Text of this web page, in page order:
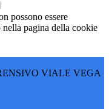
possono essere
pagina della cookie
VIALE VEGA